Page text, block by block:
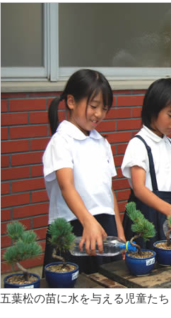
五葉松の苗に水を与える児童たち